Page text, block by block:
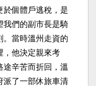
於個體戶逃稅，是
我們的副市長是騎
。當時溫州走資的
，他決定親來考
途辛苦而折回，溫
派了一部休旅車清